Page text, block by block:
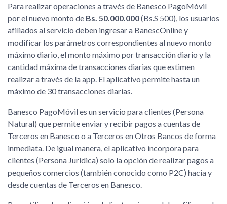
Para realizar operaciones a través de Banesco PagoMóvil
por el nuevo monto de Bs. 50.000.000(Bs.S 500), los usuarios
afiliados al servicio deben ingresar a BanescOnline y
modificar los parámetros correspondientes al nuevo monto
máximo diario, el monto máximo por transacción diario y la
cantidad máxima de transacciones diarias que estimen
realizar a través de la app. El aplicativo permite hasta un
máximo de 30 transacciones diarias.
Banesco PagoMóvil es un servicio para clientes (Persona
Natural) que permite enviar y recibir pagos a cuentas de
Terceros en Banesco o a Terceros en Otros Bancos de forma
inmediata. De igual manera, el aplicativo incorpora para
clientes (Persona Jurídica) solo la opción de realizar pagos a
pequeños comercios (también conocido como P2C) hacia y
desde cuentas de Terceros en Banesco.